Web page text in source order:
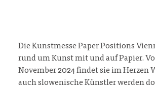
Die Kunstmesse Paper Positions
rund um Kunst mit und auf Papier.
November 2024 findet sie im Herzen
auch slowenische Künstler werden